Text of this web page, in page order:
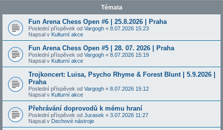
Témata
Fun Arena Chess Open #6 | 25.8.2026 | Praha
Poslední příspěvek od Vargogh « 8.07.2026 15:23
Napsal v Kulturní akce
Fun Arena Chess Open #5 | 28. 07. 2026 | Praha
Poslední příspěvek od Vargogh « 8.07.2026 15:19
Napsal v Kulturní akce
Trojkoncert: Luisa, Psycho Rhyme & Forest Blunt | 5.9.2026 |
Praha
Poslední příspěvek od Vargogh « 8.07.2026 15:12
Napsal v Kulturní akce
Přehrávání doprovodů k mému hraní
Poslední příspěvek od Jurasek « 3.07.2026 11:27
Napsal v Dechové nástroje